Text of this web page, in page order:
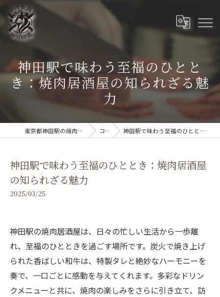
神田駅で味わう至福のひとと
き：焼肉居酒屋の知られざる魅
力
東京都神田駅の焼肉なら和牛焼肉 神田時流 コラム 神田駅で味わう至福のひととき：焼肉居酒屋の知られざる魅力
神田駅で味わう至福のひととき：焼肉居酒屋
の知られざる魅力
2025/03/25
神田駅の焼肉居酒屋は、日々の忙しい生活から一歩離
れ、至福のひとときを過ごす場所です。炭火で焼き上げ
られた香ばしい和牛は、特製タレと絶妙なハーモニーを
奏で、一口ごとに感動を与えてくれます。多彩なドリン
クメニューと共に、焼肉の楽しみをさらに引き立て、訪